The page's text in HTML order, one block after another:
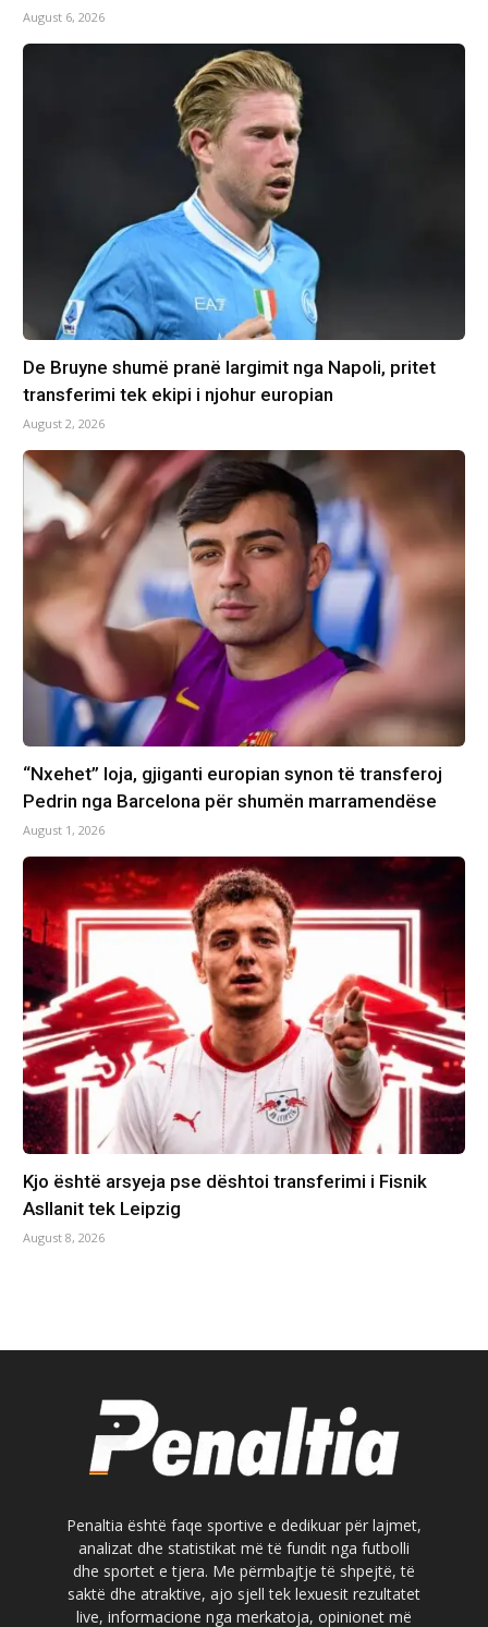
August 6, 2026
De Bruyne shumë pranë largimit nga Napoli, pritet
transferimi tek ekipi i njohur europian
August 2, 2026
“Nxehet” loja, gjiganti europian synon të transferoj
Pedrin nga Barcelona për shumën marramendëse
August 1, 2026
Kjo është arsyeja pse dështoi transferimi i Fisnik
Asllanit tek Leipzig
August 8, 2026
Penaltia është faqe sportive e dedikuar për lajmet,
analizat dhe statistikat më të fundit nga futbolli
dhe sportet e tjera. Me përmbajtje të shpejtë, të
saktë dhe atraktive, ajo sjell tek lexuesit rezultatet
live, informacione nga merkatoja, opinionet më